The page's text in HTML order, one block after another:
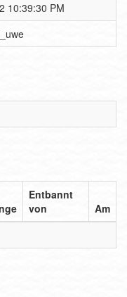
10:39:30 PM
Entbannt
von
Am